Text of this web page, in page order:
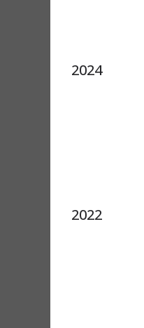
2024
2022